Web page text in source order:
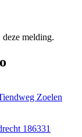
melding.
Zoelen
186331